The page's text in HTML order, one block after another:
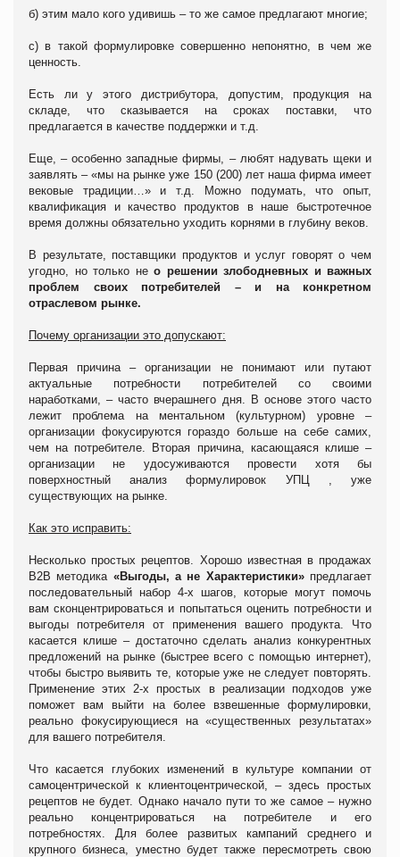
б) этим мало кого удивишь – то же самое предлагают многие;
с) в такой формулировке совершенно непонятно, в чем же
ценность.
Есть ли у этого дистрибутора, допустим, продукция на
складе, что сказывается на сроках поставки, что
предлагается в качестве поддержки и т.д.
Еще, – особенно западные фирмы, – любят надувать щеки и
заявлять – «мы на рынке уже 150 (200) лет наша фирма имеет
вековые традиции…» и т.д. Можно подумать, что опыт,
квалификация и качество продуктов в наше быстротечное
время должны обязательно уходить корнями в глубину веков.
В результате, поставщики продуктов и услуг говорят о чем
угодно, но только не о решении злободневных и важных
проблем своих потребителей – и на конкретном
отраслевом рынке.
Почему организации это допускают:
Первая причина – организации не понимают или путают
актуальные потребности потребителей со своими
наработками, – часто вчерашнего дня. В основе этого часто
лежит проблема на ментальном (культурном) уровне –
организации фокусируются гораздо больше на себе самих,
чем на потребителе. Вторая причина, касающаяся клише –
организации не удосуживаются провести хотя бы
поверхностный анализ формулировок УПЦ , уже
существующих на рынке.
Как это исправить:
Несколько простых рецептов. Хорошо известная в продажах
В2В методика «Выгоды, а не Характеристики»предлагает
последовательный набор 4-х шагов, которые могут помочь
вам сконцентрироваться и попытаться оценить потребности и
выгоды потребителя от применения вашего продукта. Что
касается клише – достаточно сделать анализ конкурентных
предложений на рынке (быстрее всего с помощью интернет),
чтобы быстро выявить те, которые уже не следует повторять.
Применение этих 2-х простых в реализации подходов уже
поможет вам выйти на более взвешенные формулировки,
реально фокусирующиеся на «существенных результатах»
для вашего потребителя.
Что касается глубоких изменений в культуре компании от
самоцентрической к клиентоцентрической, – здесь простых
рецептов не будет. Однако начало пути то же самое – нужно
реально концентрироваться на потребителе и его
потребностях. Для более развитых кампаний среднего и
крупного бизнеса, уместно будет также пересмотреть свою